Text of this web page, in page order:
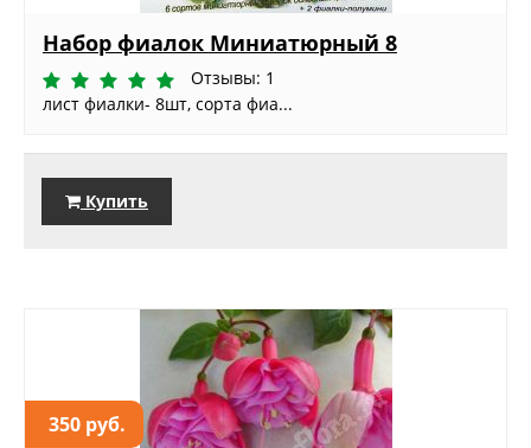
Набор фиалок Миниатюрный 8
Отзывы: 1
лист фиалки- 8шт, сорта фиа...
Купить
350 руб.